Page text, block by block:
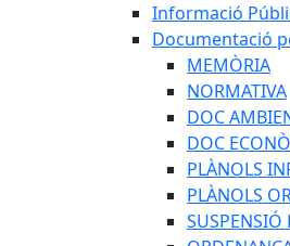
Informació
Documentació
MEMÒRIA
NORMATIVA
DOC
DOC
PLÀNOLS
PLÀNOLS
SUSPENSIÓ